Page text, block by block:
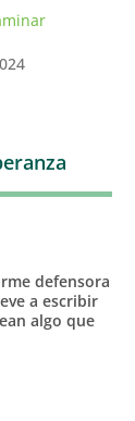
defensora
a escribir
algo que